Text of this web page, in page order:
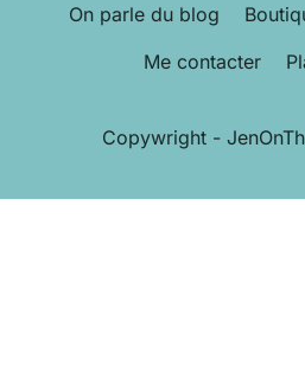
On parle du blog
Me contacter
Copywright -